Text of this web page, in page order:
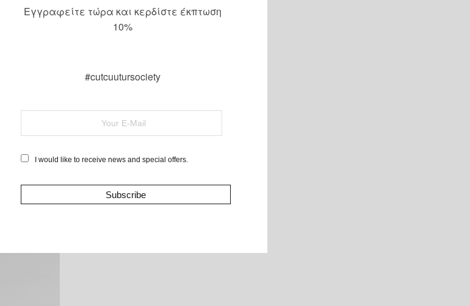
Εγγραφείτε τώρα και κερδίστε έκπτωση
10%
#cutcuutursociety
I would like to receive news and special offers.